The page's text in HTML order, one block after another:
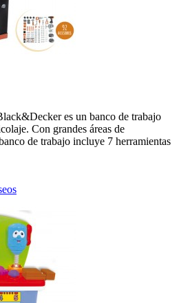
es un banco de trabajo
Con grandes áreas de
de trabajo incluye 7 herramientas